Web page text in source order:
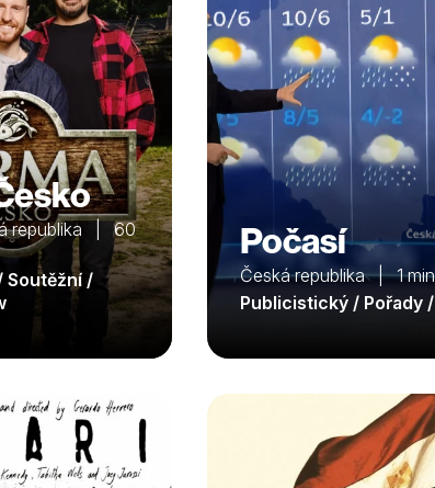
republika | 60
Soutěžní /
Počasí
Česká republika | 1 min
Publicistický / Pořady